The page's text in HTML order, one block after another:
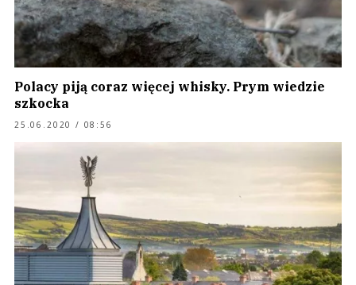
Polacy piją coraz więcej whisky. Prym wiedzie
szkocka
25.06.2020 / 08:56